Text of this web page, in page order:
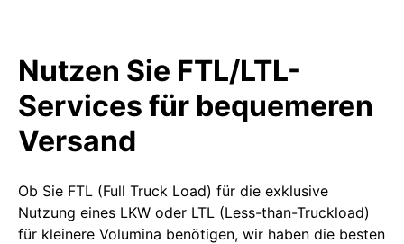
Nutzen Sie FTL/LTL-
Services für bequemeren
Versand
Ob Sie FTL (Full Truck Load) für die exklusive
Nutzung eines LKW oder LTL (Less-than-Truckload)
für kleinere Volumina benötigen, wir haben die besten